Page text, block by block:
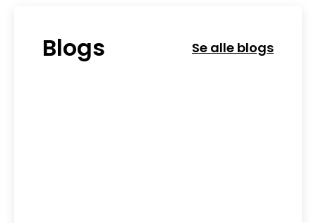
Blogs Se alle blogs